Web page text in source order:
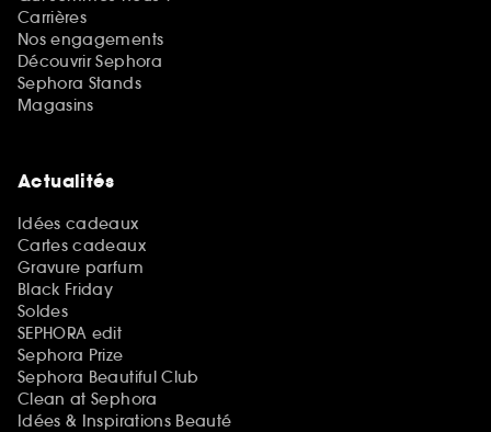
Carrières
Nos engagements
Découvrir Sephora
Sephora Stands
Magasins
Actualités
Idées cadeaux
Cartes cadeaux
Gravure parfum
Black Friday
Soldes
SEPHORA edit
Sephora Prize
Sephora Beautiful Club
Clean at Sephora
Idées & Inspirations Beauté